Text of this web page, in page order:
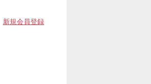
新規会員登録